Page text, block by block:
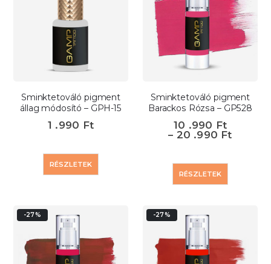
Sminktetováló pigment
állag módosító – GPH-15
1 .990 Ft
RÉSZLETEK
Sminktetováló pigment
Barackos Rózsa – GP528
10 .990 Ft
– 20 .990 Ft
RÉSZLETEK
-27% -27%